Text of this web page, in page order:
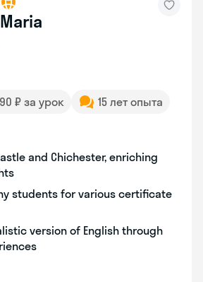
Maria
₽ за урок
15 лет опыта
and Chichester, enriching
students for various certificate
version of English through